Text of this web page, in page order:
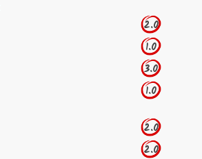
2.0
1.0
3.0
1.0
2.0
2.0